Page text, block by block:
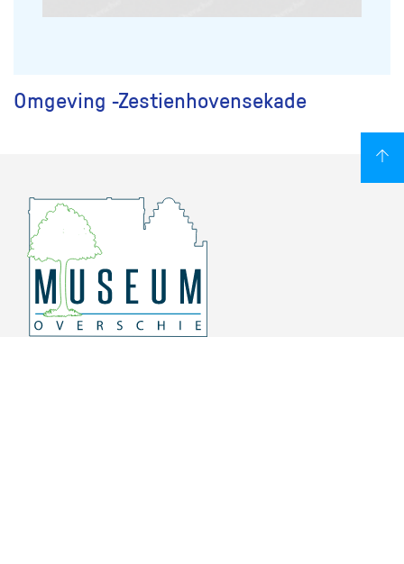
Omgeving -Zestienhovensekade